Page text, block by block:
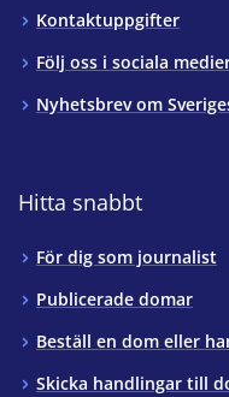
Kontaktuppgifter
Följ oss i sociala
Nyhetsbrev om
Hitta snabbt
För dig som journalist
Publicerade domar
Beställ en dom eller
Skicka handlingar till